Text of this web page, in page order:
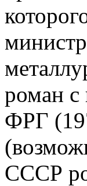
роман с
ФРГ
СССР